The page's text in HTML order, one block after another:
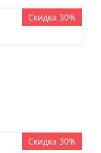
Скидка 30%
Скидка 30%